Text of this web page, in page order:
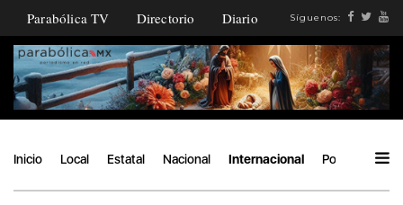
Parabólica TV Directorio Diario Síguenos:
Inicio Local Estatal Nacional Internacional Política